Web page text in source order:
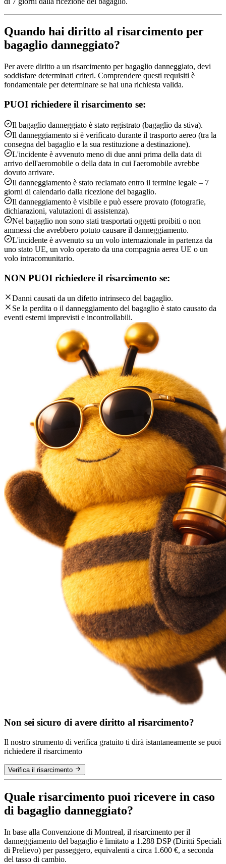
Quando hai diritto al risarcimento per
bagaglio danneggiato?
Per avere diritto a un risarcimento per bagaglio danneggiato, devi
soddisfare determinati criteri. Comprendere questi requisiti è
fondamentale per determinare se hai una richiesta valida.
PUOI richiedere il risarcimento se:
Il bagaglio danneggiato è stato registrato (bagaglio da stiva).
Il danneggiamento si è verificato durante il trasporto aereo (tra la
consegna del bagaglio e la sua restituzione a destinazione).
L'incidente è avvenuto meno di due anni prima della data di
arrivo dell'aeromobile o della data in cui l'aeromobile avrebbe
dovuto arrivare.
Il danneggiamento è stato reclamato entro il termine legale – 7
giorni di calendario dalla ricezione del bagaglio.
Il danneggiamento è visibile e può essere provato (fotografie,
dichiarazioni, valutazioni di assistenza).
Nel bagaglio non sono stati trasportati oggetti proibiti o non
ammessi che avrebbero potuto causare il danneggiamento.
L'incidente è avvenuto su un volo internazionale in partenza da
uno stato UE, un volo operato da una compagnia aerea UE o un
volo intracomunitario.
NON PUOI richiedere il risarcimento se:
Danni causati da un difetto intrinseco del bagaglio.
Se la perdita o il danneggiamento del bagaglio è stato causato da
eventi esterni imprevisti e incontrollabili.
Non sei sicuro di avere diritto al risarcimento?
Il nostro strumento di verifica gratuito ti dirà istantaneamente se puoi
richiedere il risarcimento
Verifica il risarcimento
Quale risarcimento puoi ricevere in caso
di bagaglio danneggiato?
In base alla Convenzione di Montreal, il risarcimento per il
danneggiamento del bagaglio è limitato a 1.288 DSP (Diritti Speciali
di Prelievo) per passeggero, equivalenti a circa 1.600 €, a seconda
del tasso di cambio.